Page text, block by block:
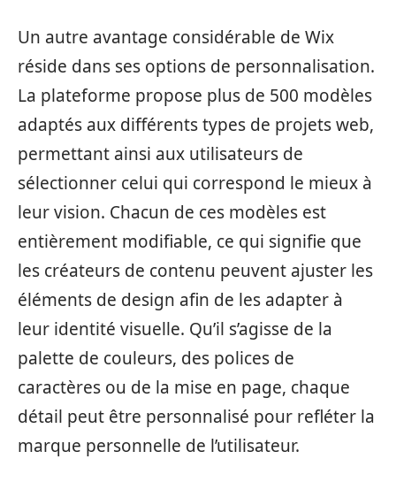
Un autre avantage considérable de Wix
réside dans ses options de personnalisation.
La plateforme propose plus de 500 modèles
adaptés aux différents types de projets web,
permettant ainsi aux utilisateurs de
sélectionner celui qui correspond le mieux à
leur vision. Chacun de ces modèles est
entièrement modifiable, ce qui signifie que
les créateurs de contenu peuvent ajuster les
éléments de design afin de les adapter à
leur identité visuelle. Qu’il s’agisse de la
palette de couleurs, des polices de
caractères ou de la mise en page, chaque
détail peut être personnalisé pour refléter la
marque personnelle de l’utilisateur.